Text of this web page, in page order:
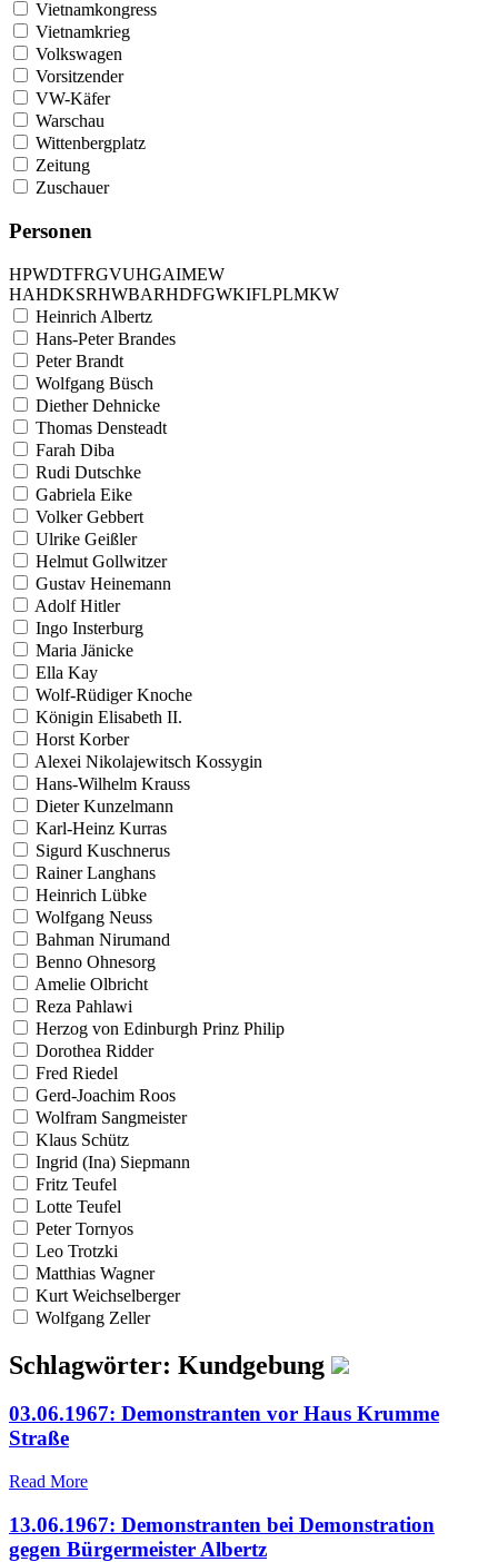
Vietnamkongress
Vietnamkrieg
Volkswagen
Vorsitzender
VW-Käfer
Warschau
Wittenbergplatz
Zeitung
Zuschauer
Personen
HPWDTFRGVUHGAIMEW
HAHDKSRHWBARHDFGWKIFLPLMKW
Heinrich Albertz
Hans-Peter Brandes
Peter Brandt
Wolfgang Büsch
Diether Dehnicke
Thomas Densteadt
Farah Diba
Rudi Dutschke
Gabriela Eike
Volker Gebbert
Ulrike Geißler
Helmut Gollwitzer
Gustav Heinemann
Adolf Hitler
Ingo Insterburg
Maria Jänicke
Ella Kay
Wolf-Rüdiger Knoche
Königin Elisabeth II.
Horst Korber
Alexei Nikolajewitsch Kossygin
Hans-Wilhelm Krauss
Dieter Kunzelmann
Karl-Heinz Kurras
Sigurd Kuschnerus
Rainer Langhans
Heinrich Lübke
Wolfgang Neuss
Bahman Nirumand
Benno Ohnesorg
Amelie Olbricht
Reza Pahlawi
Herzog von Edinburgh Prinz Philip
Dorothea Ridder
Fred Riedel
Gerd-Joachim Roos
Wolfram Sangmeister
Klaus Schütz
Ingrid (Ina) Siepmann
Fritz Teufel
Lotte Teufel
Peter Tornyos
Leo Trotzki
Matthias Wagner
Kurt Weichselberger
Wolfgang Zeller
Schlagwörter: Kundgebung
03.06.1967: Demonstranten vor Haus Krumme
Straße
Read More
13.06.1967: Demonstranten bei Demonstration
gegen Bürgermeister Albertz